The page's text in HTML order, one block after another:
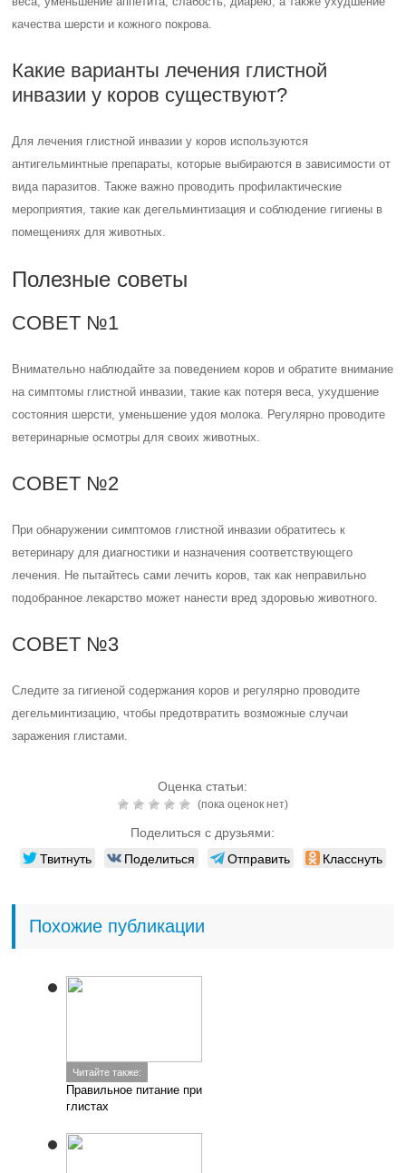
качества шерсти и кожного покрова.
Какие варианты лечения глистной
инвазии у коров существуют?
Для лечения глистной инвазии у коров используются
антигельминтные препараты, которые выбираются в зависимости от
вида паразитов. Также важно проводить профилактические
мероприятия, такие как дегельминтизация и соблюдение гигиены в
помещениях для животных.
Полезные советы
СОВЕТ №1
Внимательно наблюдайте за поведением коров и обратите внимание
на симптомы глистной инвазии, такие как потеря веса, ухудшение
состояния шерсти, уменьшение удоя молока. Регулярно проводите
ветеринарные осмотры для своих животных.
СОВЕТ №2
При обнаружении симптомов глистной инвазии обратитесь к
ветеринару для диагностики и назначения соответствующего
лечения. Не пытайтесь сами лечить коров, так как неправильно
подобранное лекарство может нанести вред здоровью животного.
СОВЕТ №3
Следите за гигиеной содержания коров и регулярно проводите
дегельминтизацию, чтобы предотвратить возможные случаи
заражения глистами.
Оценка статьи:
(пока оценок нет)
Поделиться с друзьями:
Твитнуть Поделиться Отправить Класснуть
Похожие публикации
Читайте также:
Правильное питание при
глистах